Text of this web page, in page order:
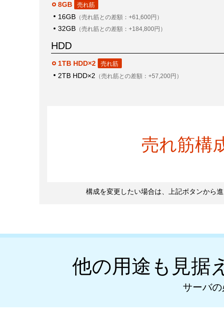
8GB
16GB （売れ筋との差額：+61,600円）
32GB （売れ筋との差額：+184,800円）
HDD
1TB HDD×2
2TB HDD×2 （売れ筋との差額：+57,200円）
売れ筋構
構成を変更したい場合は、上記ボタンから
他の用途も見据
サーバ